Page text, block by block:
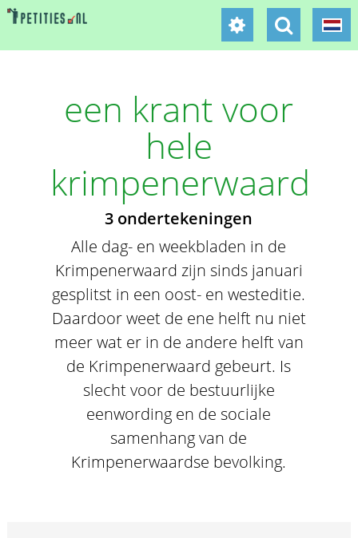
een krant voor
hele
krimpenerwaard
3 ondertekeningen
Alle dag- en weekbladen in de
Krimpenerwaard zijn sinds januari
gesplitst in een oost- en westeditie.
Daardoor weet de ene helft nu niet
meer wat er in de andere helft van
de Krimpenerwaard gebeurt. Is
slecht voor de bestuurlijke
eenwording en de sociale
samenhang van de
Krimpenerwaardse bevolking.